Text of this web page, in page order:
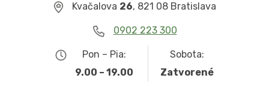
Kvačalova 26, 821 08 Bratislava
0902 223 300
Pon – Pia:
9.00 – 19.00
Sobota:
Zatvorené